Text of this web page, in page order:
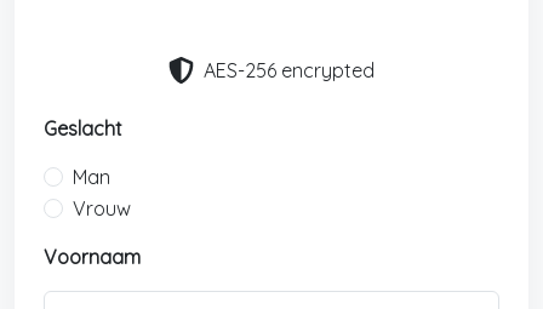
AES-256 encrypted
Geslacht
Man
Vrouw
Voornaam